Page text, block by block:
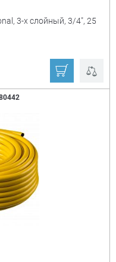
3-х слойный, 3/4", 25